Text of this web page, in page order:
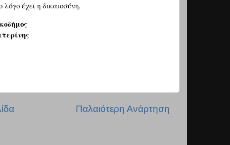
λόγο έχει η δικαιοσύνη.
Παλαιότερη Ανάρτηση